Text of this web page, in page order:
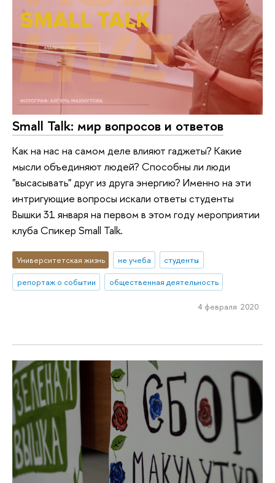
Small Talk: мир вопросов и ответов
Как на нас на самом деле влияют гаджеты? Какие
мысли объединяют людей? Способны ли люди
"высасывать" друг из друга энергию? Именно на эти
интригующие вопросы искали ответы студенты
Вышки 31 января на первом в этом году мероприятии
клуба Спикер Small Talk.
Университетская жизнь не учеба
студенты
репортаж о событии
общественная деятельность
4 февраля 2020